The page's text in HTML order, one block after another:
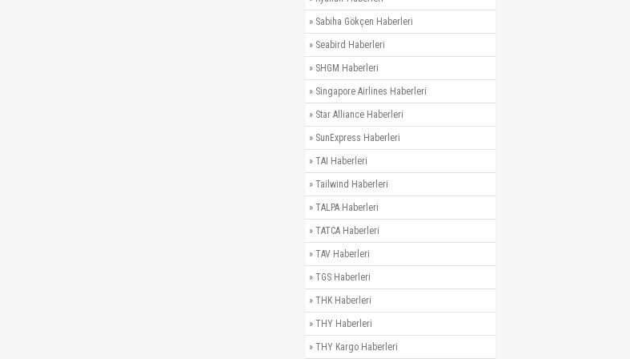
» Sabiha Gökçen Haberleri
» Seabird Haberleri
» SHGM Haberleri
» Singapore Airlines Haberleri
» Star Alliance Haberleri
» SunExpress Haberleri
» TAI Haberleri
» Tailwind Haberleri
» TALPA Haberleri
» TATCA Haberleri
» TAV Haberleri
» TGS Haberleri
» THK Haberleri
» THY Haberleri
» THY Kargo Haberleri